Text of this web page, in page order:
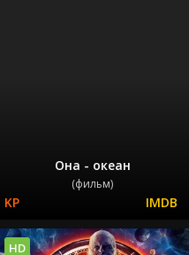
Она - океан
(фильм)
HD